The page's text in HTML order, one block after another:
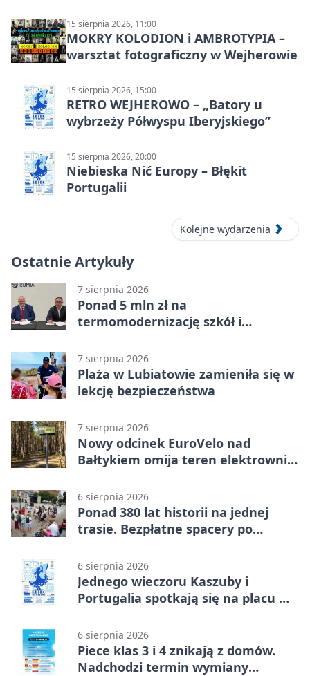
15 sierpnia 2026, 11:00
MOKRY KOLODION i AMBROTYPIA –
warsztat fotograficzny w Wejherowie
15 sierpnia 2026, 15:00
RETRO WEJHEROWO – „Batory u
wybrzeży Półwyspu Iberyjskiego”
15 sierpnia 2026, 20:00
Niebieska Nić Europy – Błękit
Portugalii
Kolejne wydarzenia
Ostatnie Artykuły
7 sierpnia 2026
Ponad 5 mln zł na
termomodernizację szkół i
7 sierpnia 2026
Plaża w Lubiatowie zamieniła się w
lekcję bezpieczeństwa
7 sierpnia 2026
Nowy odcinek EuroVelo nad
Bałtykiem omija teren elektrowni
6 sierpnia 2026
Ponad 380 lat historii na jednej
trasie. Bezpłatne spacery po
6 sierpnia 2026
Jednego wieczoru Kaszuby i
Portugalia spotkają się na placu w
6 sierpnia 2026
Piece klas 3 i 4 znikają z domów.
Nadchodzi termin wymiany